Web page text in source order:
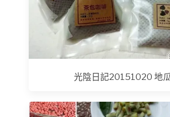
光陰日記20151020 地